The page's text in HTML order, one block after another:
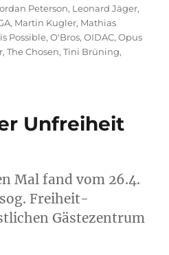
Peterson, Leonard Jäger,
, Martin Kugler, Mathias
Possible,O'Bros,OIDAC,Opus
,The Chosen,Tini Brüning,
Unfreiheit
Mal fand vom 26.4.
Freiheit-
Gästezentrum